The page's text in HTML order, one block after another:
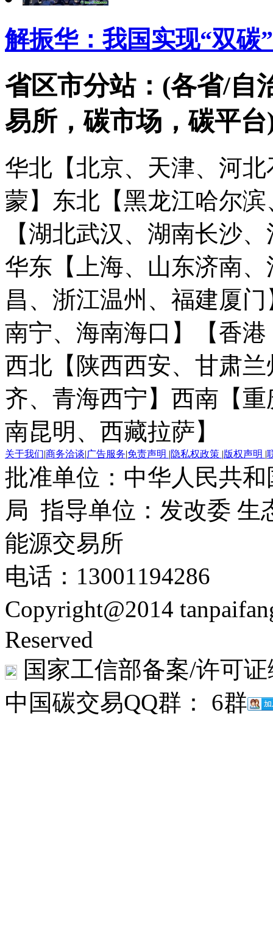
解振华：我国实现“双碳
省区市分站：(各省/自
易所，碳市场，碳平台
华北【北京、天津、河
蒙】 东北【黑龙江哈尔
【湖北武汉、湖南长沙
华东【上海、山东济南
昌、浙江温州、福建厦门
南宁、海南海口】
【香
西北【陕西西安、甘肃
齐、青海西宁】 西南【
南昆明、西藏拉萨】
关于我们|商务洽谈|广告服务|免责声明 |隐私权政策 |版权声明 |
批准单位：中华人民共
局 指导单位：发改委 生
能源交易所
电话：13001194286
Copyright@2014
Reserved
国家工信部备案/许可
中国碳交易QQ群： 6群